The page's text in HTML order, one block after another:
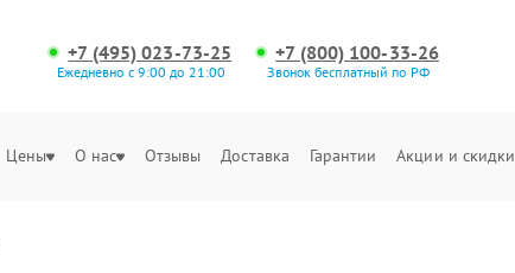
+7 (495) 023-73-25
Ежедневно с 9:00 до 21:00
+7 (800) 100-33-26
Звонок бесплатный по РФ
Цены О нас Отзывы Доставка Гарантии Акции и скидки